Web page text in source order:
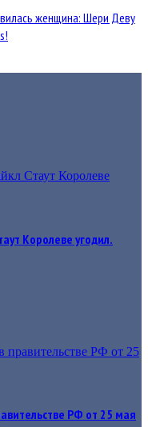
женщина: Шери Деву
Королеве угодил.
РФ от 25 мая